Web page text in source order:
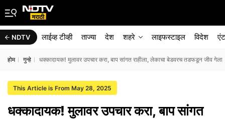
NDTV लाईव्ह टीव्ही ताज्या देश शहरे लाइफस्टाइल विदेश
होम गुन्हे धक्कादायक! मुलावर उपचार करा, बाप सांगत राहीला, लेकाचा बेडवरच तडफडून जीव गेला
This Article is From May 28, 2025
धक्कादायक! मुलावर उपचार करा, बाप सांगत